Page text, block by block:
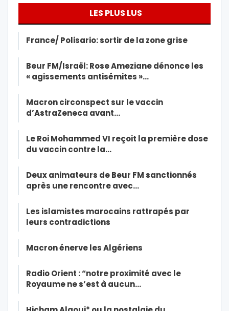
LES PLUS LUS
France/ Polisario: sortir de la zone grise
Beur FM/Israël: Rose Ameziane dénonce les
« agissements antisémites »…
Macron circonspect sur le vaccin
d’AstraZeneca avant…
Le Roi Mohammed VI reçoit la première dose
du vaccin contre la…
Deux animateurs de Beur FM sanctionnés
après une rencontre avec…
Les islamistes marocains rattrapés par
leurs contradictions
Macron énerve les Algériens
Radio Orient : “notre proximité avec le
Royaume ne s’est à aucun…